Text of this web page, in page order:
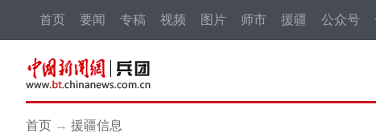
首页 要闻 专稿 视频 图片 师市 援疆 公众号
首页 → 援疆信息